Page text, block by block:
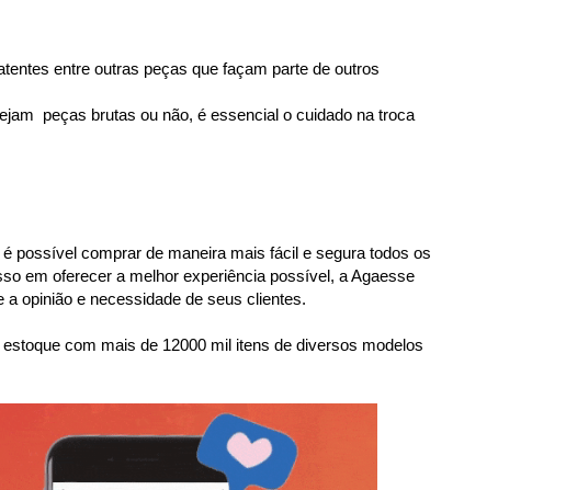
entre outras peças que façam parte de outros
peças brutas ou não, é essencial o cuidado na troca
possível comprar de maneira mais fácil e segura todos os
em oferecer a melhor experiência possível, a Agaesse
opinião e necessidade de seus clientes.
com mais de 12000 mil itens de diversos modelos